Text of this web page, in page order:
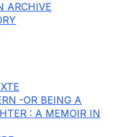
ARCHIVE
-OR BEING A
: A MEMOIR IN